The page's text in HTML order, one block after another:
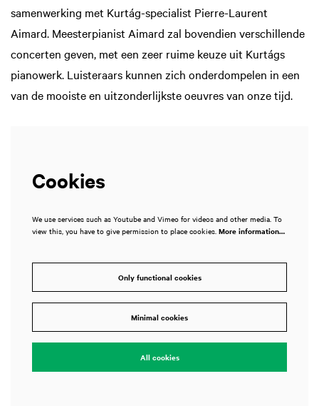
samenwerking met Kurtág-specialist Pierre-Laurent
Aimard. Meesterpianist Aimard zal bovendien verschillende
concerten geven, met een zeer ruime keuze uit Kurtágs
pianowerk. Luisteraars kunnen zich onderdompelen in een
van de mooiste en uitzonderlijkste oeuvres van onze tijd.
Cookies
We use services such as Youtube and Vimeo for videos and other media. To
view this, you have to give permission to place cookies. More information…
Only functional cookies
Minimal cookies
All cookies